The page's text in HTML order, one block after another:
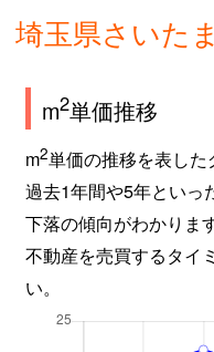
埼玉県さいた
m2単価推移
m2単価の推移を表した
過去1年間や5年といっ
下落の傾向がわかります
不動産を売買するタイ
い。